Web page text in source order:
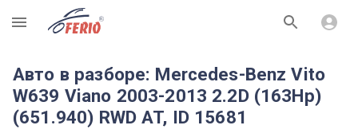
R
Авто в разборе: Mercedes-Benz Vito
W639 Viano 2003-2013 2.2D (163Hp)
(651.940) RWD AT, ID 15681